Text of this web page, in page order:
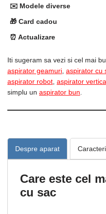
✉️ Modele diverse
🎁 Card cadou
⏰ Actualizare
Iti sugeram sa vezi si cel mai
aspirator geamuri aspirator cu
aspirator robot aspirator
simplu un aspirator bun
Despre aparat
Care este cel
cu sac